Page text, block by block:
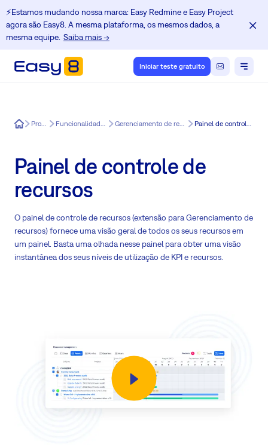
⚡️Estamos mudando nossa marca: Easy Redmine e Easy Project
agora são Easy8. A mesma plataforma, os mesmos dados, a
mesma equipe. Saiba mais →
Iniciar teste gratuito
Easy8 Produtos Funcionalidades do Easy8 Gerenciamento de recursos do Easy8 Painel de controle de recursos
Painel de controle de
recursos
O painel de controle de recursos (extensão para Gerenciamento de
recursos) fornece uma visão geral de todos os seus recursos em
um painel. Basta uma olhada nesse painel para obter uma visão
instantânea dos seus níveis de utilização de KPI e recursos.